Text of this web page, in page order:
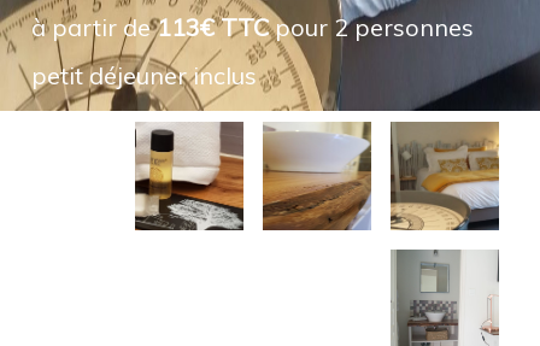
à partir de113€ TTCpour 2 personnes
petit déjeuner inclus